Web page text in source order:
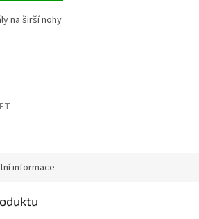
na širší nohy
informace